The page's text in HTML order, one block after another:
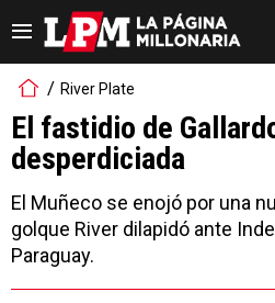
River Plate
El fastidio de
desperdiciada
El Muñeco se enojó por una
golque River dilapidó ante
Paraguay.